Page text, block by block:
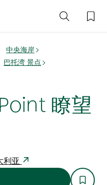
中央海岸
巴托湾 景点
瞭望
利亚